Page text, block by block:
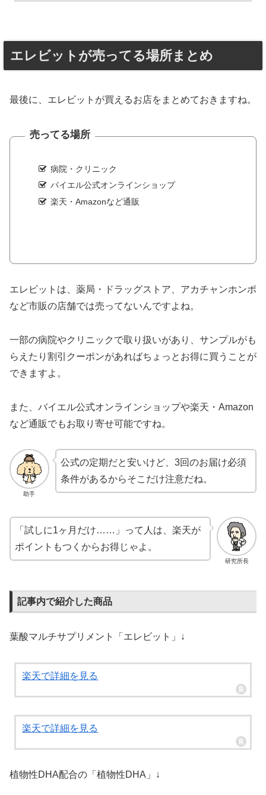
エレビットが売ってる場所まとめ
最後に、エレビットが買えるお店をまとめておきますね。
売ってる場所
病院・クリニック
バイエル公式オンラインショップ
楽天・Amazonなど通販
エレビットは、薬局・ドラッグストア、アカチャンホンポ
など市販の店舗では売ってないんですよね。
一部の病院やクリニックで取り扱いがあり、サンプルがも
らえたり割引クーポンがあればちょっとお得に買うことが
できますよ。
また、バイエル公式オンラインショップや楽天・Amazon
など通販でもお取り寄せ可能ですね。
助手
公式の定期だと安いけど、3回のお届け必須
条件があるからそこだけ注意だね。
研究所長
「試しに1ヶ月だけ……」って人は、楽天が
ポイントもつくからお得じゃよ。
記事内で紹介した商品
葉酸マルチサプリメント「エレビット」↓
楽天で詳細を見る
楽天で詳細を見る
植物性DHA配合の「植物性DHA」↓